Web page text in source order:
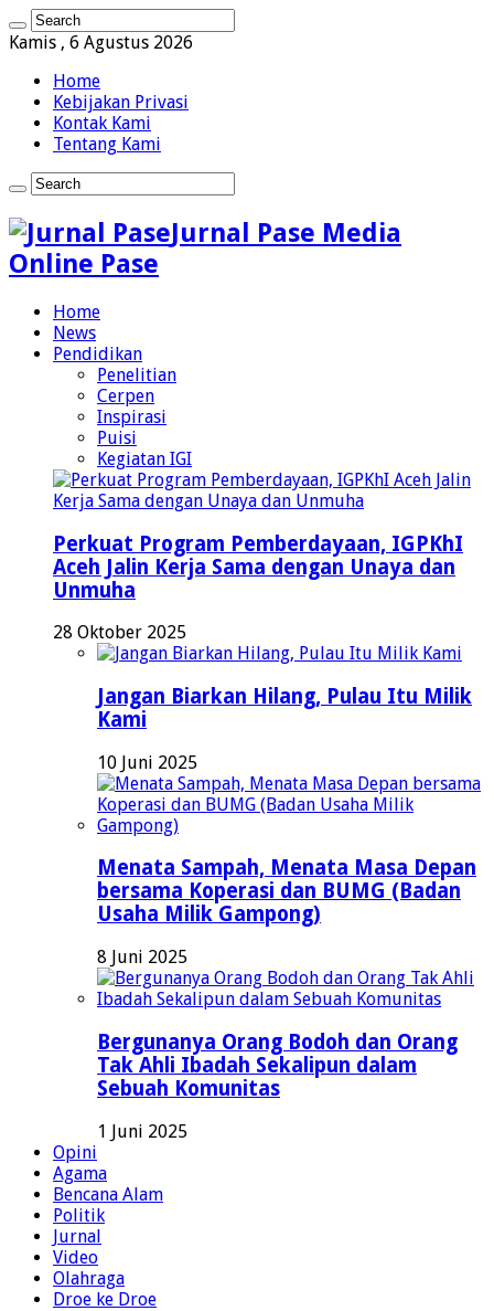
Kamis , 6 Agustus 2026
Home
Kebijakan Privasi
Kontak Kami
Tentang Kami
Jurnal Pase Media
Online Pase
Home
News
Pendidikan
Penelitian
Cerpen
Inspirasi
Puisi
Kegiatan IGI
Perkuat Program Pemberdayaan, IGPKhI
Aceh Jalin Kerja Sama dengan Unaya dan
Unmuha
28 Oktober 2025
Jangan Biarkan Hilang, Pulau Itu Milik
Kami
10 Juni 2025
Menata Sampah, Menata Masa Depan
bersama Koperasi dan BUMG (Badan
Usaha Milik Gampong)
8 Juni 2025
Bergunanya Orang Bodoh dan Orang
Tak Ahli Ibadah Sekalipun dalam
Sebuah Komunitas
1 Juni 2025
Opini
Agama
Bencana Alam
Politik
Jurnal
Video
Olahraga
Droe ke Droe